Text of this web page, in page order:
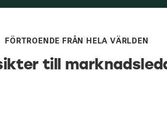
FÖRTROENDE FRÅN HELA VÄRLDEN
till